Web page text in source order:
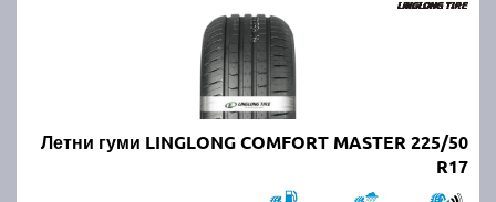
Летни гуми LINGLONG COMFORT MASTER 225/50
R17